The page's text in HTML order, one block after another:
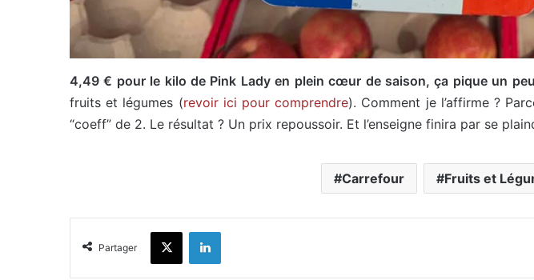
4,49 € pour le kilo de Pink Lady en plein cœur de saison, ça pique un
fruits et légumes (revoir ici pour comprendre). Comment je l’affirme ?
“coeff” de 2. Le résultat ? Un prix repoussoir. Et l’enseigne finira par se
Carrefour Fruits et
Partager
X Linkedin